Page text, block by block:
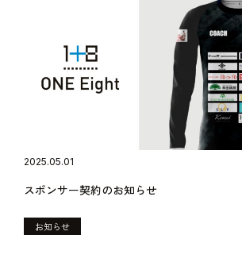
2025.05.01
スポンサー契約のお知らせ
お知らせ